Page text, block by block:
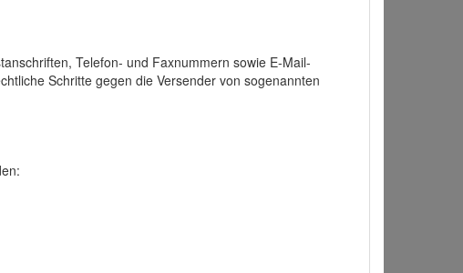
Telefon- und Faxnummern sowie E-Mail-
Schritte gegen die Versender von sogenannten